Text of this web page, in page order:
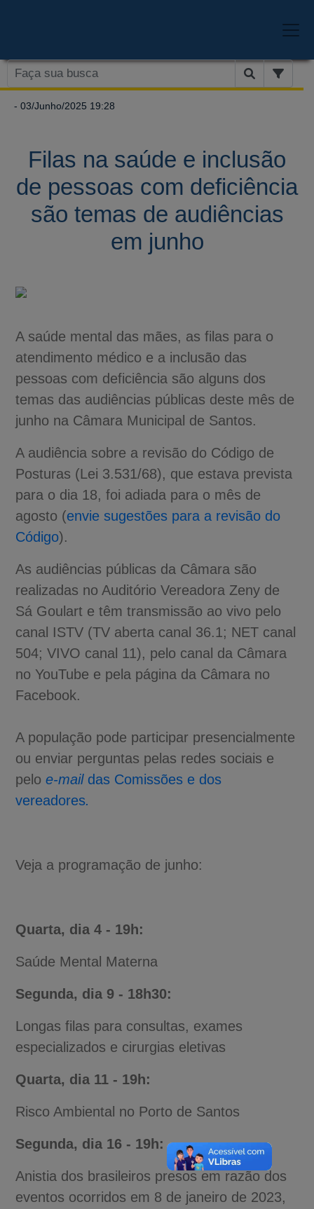
- 03/Junho/2025 19:28
Filas na saúde e inclusão
de pessoas com deficiência
são temas de audiências
em junho
A saúde mental das mães, as filas para o
atendimento médico e a inclusão das
pessoas com deficiência são alguns dos
temas das audiências públicas deste mês de
junho na Câmara Municipal de Santos.
A audiência sobre a revisão do Código de
Posturas (Lei 3.531/68), que estava prevista
para o dia 18, foi adiada para o mês de
agosto (envie sugestões para a revisão do
Código).
As audiências públicas da Câmara são
realizadas no Auditório Vereadora Zeny de
Sá Goulart e têm transmissão ao vivo pelo
canal ISTV (TV aberta canal 36.1; NET canal
504; VIVO canal 11), pelo canal da Câmara
no YouTube e pela página da Câmara no
Facebook.
A população pode participar presencialmente
ou enviar perguntas pelas redes sociais e
peloe-mail das Comissões e dos
vereadores.
Veja a programação de junho:
Quarta, dia 4 - 19h:
Saúde Mental Materna
Segunda, dia 9 - 18h30:
Longas filas para consultas, exames
especializados e cirurgias eletivas
Quarta, dia 11 - 19h:
Risco Ambiental no Porto de Santos
Segunda, dia 16 - 19h:
Anistia dos brasileiros presos em razão dos
eventos ocorridos em 8 de janeiro de 2023,